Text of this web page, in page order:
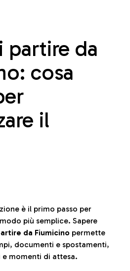
partire da
cosa
il
è il primo passo per
più semplice. Sapere
da Fiumicino permette
documenti e spostamenti,
momenti di attesa.